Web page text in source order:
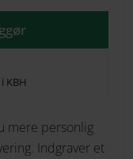
KBH
mere personlig
Indgraver et